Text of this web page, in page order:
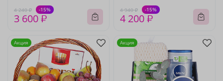
4 240 ₽ -15%
3 600 ₽
4 940 ₽ -15%
4 200 ₽
Акция Акция